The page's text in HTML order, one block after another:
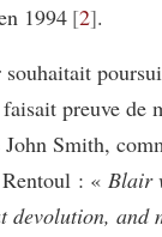
1994 2 .
preuve de
John Smith,
: « Blair
devolution, and